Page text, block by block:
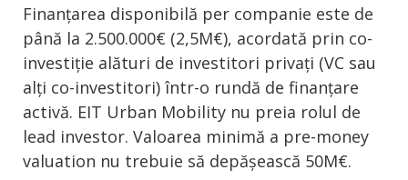
Finanțarea disponibilă per companie este de
până la 2.500.000€ (2,5M€), acordată prin co-
investiție alături de investitori privați (VC sau
alți co-investitori) într-o rundă de finanțare
activă. EIT Urban Mobility nu preia rolul de
lead investor. Valoarea minimă a pre-money